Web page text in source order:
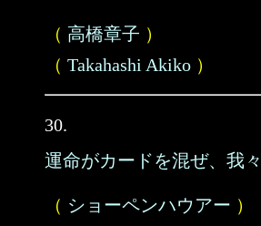
（ 高橋章子 ）
（ Takahashi Akiko ）
30.
運命がカードを混ぜ、我
（ ショーペンハウアー ）